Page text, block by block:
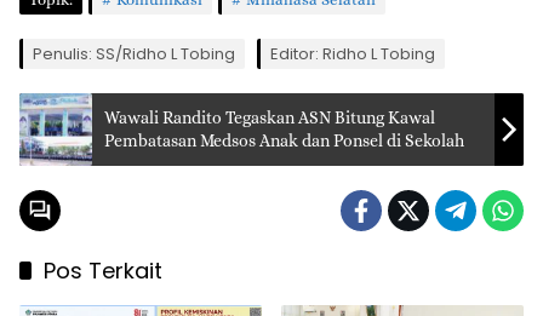
Penulis: SS/Ridho L Tobing Editor: Ridho L Tobing
Wawali Randito Tegaskan ASN Bitung Kawal
Pembatasan Medsos Anak dan Ponsel di Sekolah
Pos Terkait